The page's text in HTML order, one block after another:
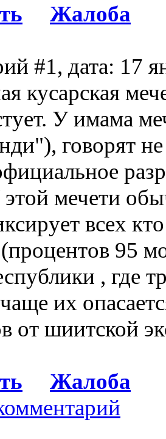
Жалоба
#1, дата: 17
кусарская
У имама
говорят
мечети
всех
95
, где
их
от шиитской
Жалоба